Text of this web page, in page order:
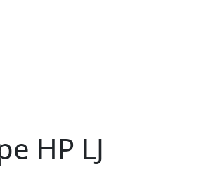
HP LJ